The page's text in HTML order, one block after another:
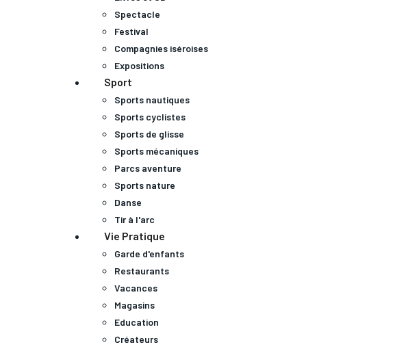
Spectacle
Festival
Compagnies iséroises
Expositions
Sport
Sports nautiques
Sports cyclistes
Sports de glisse
Sports mécaniques
Parcs aventure
Sports nature
Danse
Tir à l'arc
Vie Pratique
Garde d'enfants
Restaurants
Vacances
Magasins
Education
Créateurs